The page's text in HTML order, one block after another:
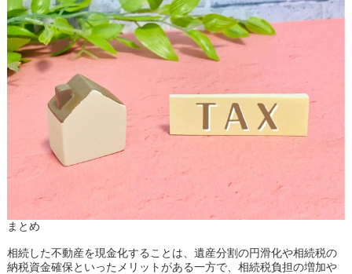
まとめ
相続した不動産を現金化することは、遺産分割の円滑化や相続税の
納税資金確保といったメリットがある一方で、相続税負担の増加や